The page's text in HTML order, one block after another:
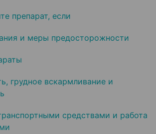
препарат, если
и меры предосторожности
грудное вскармливание и
средствами и работа